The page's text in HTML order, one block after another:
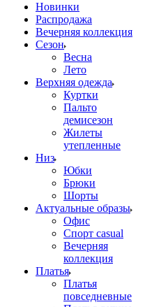
Новинки
Распродажа
Вечерняя коллекция
Сезон
Весна
Лето
Верхняя одежда
Куртки
Пальто
демисезон
Жилеты
утепленные
Низ
Юбки
Брюки
Шорты
Актуальные образы
Офис
Спорт casual
Вечерняя
коллекция
Платья
Платья
повседневные